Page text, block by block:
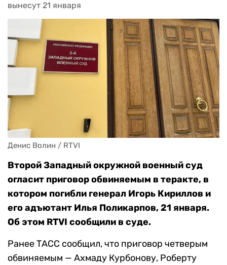
вынесут 21 января
Денис Волин / RTVI
Второй Западный окружной военный суд
огласит приговор обвиняемым в теракте, в
котором погибли генерал Игорь Кириллов и
его адъютант Илья Поликарпов, 21 января.
Об этом RTVI сообщили в суде.
Ранее ТАСС сообщил, что приговор четверым
обвиняемым — Ахмаду Курбонову, Роберту